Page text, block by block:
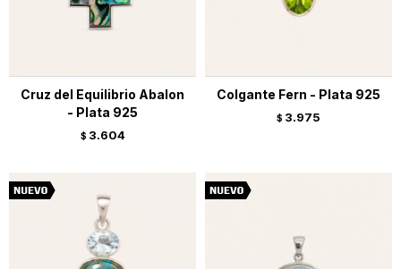
Cruz del Equilibrio Abalon
- Plata 925
$ 3.604
Colgante Fern - Plata 925
$ 3.975